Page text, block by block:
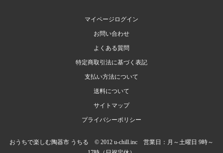
マイページログイン
お問い合わせ
よくある質問
特定商取引法に基づく表記
支払い方法について
送料について
サイトマップ
プライバシーポリシー
おうちで楽しむ陶器市 うちる © 2012 u-chill.inc 営業日：月～土曜日 9時～